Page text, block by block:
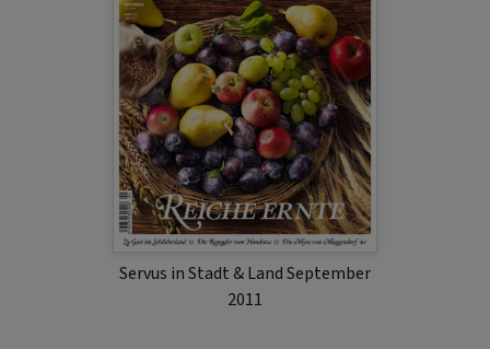
Servus in Stadt & Land September
2011